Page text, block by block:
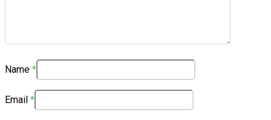
Name *
Email *